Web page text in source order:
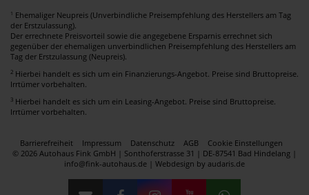
1 Ehemaliger Neupreis (Unverbindliche Preisempfehlung des Herstellers am Tag
der Erstzulassung).
Der errechnete Preisvorteil sowie die angegebene Ersparnis errechnet sich
gegenüber der ehemaligen unverbindlichen Preisempfehlung des Herstellers am
Tag der Erstzulassung (Neupreis).
2 Hierbei handelt es sich um ein Finanzierungs-Angebot. Preise sind Bruttopreise.
Irrtümer vorbehalten.
3 Hierbei handelt es sich um ein Leasing-Angebot. Preise sind Bruttopreise.
Irrtümer vorbehalten.
Barrierefreiheit Impressum Datenschutz AGB
Cookie Einstellungen
© 2026 Autohaus Fink GmbH | Sonthoferstrasse 31 | DE-87541 Bad Hindelang |
info@fink-autohaus.de | Webdesign by audaris.de